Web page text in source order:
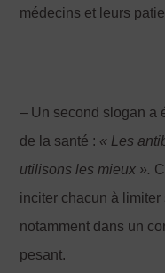
médecins et leurs
– Un second slogan a
de la santé : « Les
utilisons les mieux».
inciter chacun à limiter
notamment dans un
pesant.